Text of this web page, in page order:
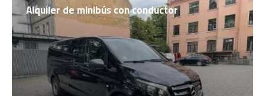
Alquiler de minibús con conductor